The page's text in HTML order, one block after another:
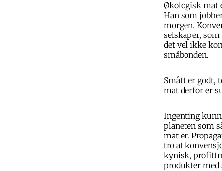
Økologisk mat
Han som
morgen.
selskaper,
det vel ikke
småbonden.
Smått er godt,
mat derfor er
Ingenting
planeten som
mat er.
tro at
kynisk,
produkter med